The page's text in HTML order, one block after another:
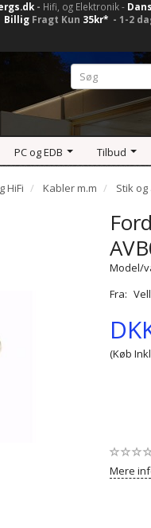
- Hifi, og Elektronik -
Billig Fragt Kun 35kr* - 1-2
PC og EDB Tilbud
HiFi Kabler m.m Stik
Model/
Fra:
(Køb
Mere